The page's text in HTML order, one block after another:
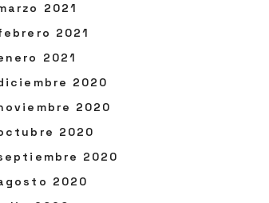
2021
2021
2021
2020
2020
2020
2020
2020